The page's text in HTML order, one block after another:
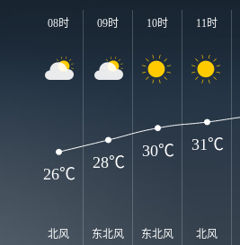
08时
北风
09时
东北风
10时
东北风
11时
北风
26℃
28℃
30℃ 31℃